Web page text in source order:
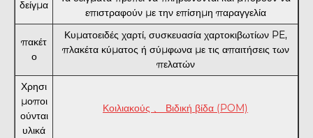
δείγμα
επιστραφούν με την επίσημη παραγγελία
πακέτ
ο
Κυματοειδές χαρτί, συσκευασία χαρτοκιβωτίων PE,
πλακέτα κύματος ή σύμφωνα με τις απαιτήσεις των
πελατών
Χρησι
μοποι
ούνται
υλικά
Κοιλιακούς 、 Βιδική βίδα (POM)